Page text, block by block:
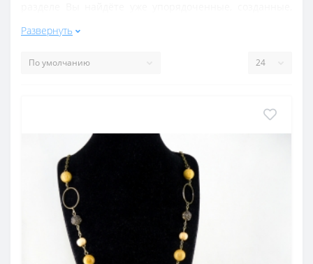
браслеты, бусы и ожерелья. Как известно, в
одновременно не более двух-трёх предметов.
браслетом хорошо дополняют друг друга, но вот
кольца или серьги из этого же материала, надетые
вместе с ними, - уже явно перебор. Для изготовления
комплектных украшений были использованы самые
популярные камни: агат и гематит, янтарь и, конечно
же, жемчуг. Кроме роскошных ожерелий и пар
мозаичных янтарных серег есть украшения и более
утонченные: яркие кулоны из нефрита, яшмы,
хризоколлы и чароита, вместе с которыми идут серьги
из того же камня - аналогично огранённые и
подобранные по оттенку.
Развернуть